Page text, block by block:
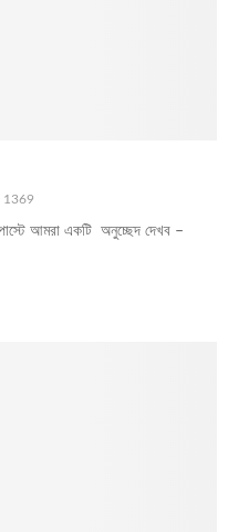
1369
আমরা একটি অনুচ্ছেদ দেখব –